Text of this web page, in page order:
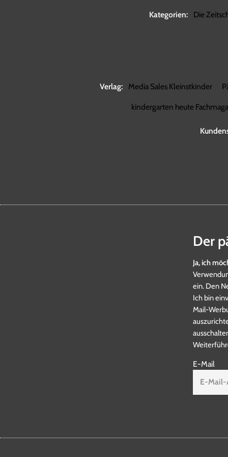
Kategorien: Die
Verlag: Media Sales Kleinstkinder
kindergarten heute
Der
Ja, ich
ein. Den
Ich bin
Mail-
E-Mail